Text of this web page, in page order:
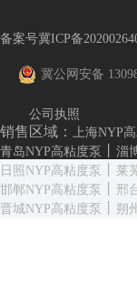
备案号冀ICP备
冀公网安备
公司执照
销售区域： 上海NYP
青岛NYP高粘度泵
淄
日照NYP高粘度泵
莱
邯郸NYP高粘度泵
邢
晋城NYP高粘度泵
朔